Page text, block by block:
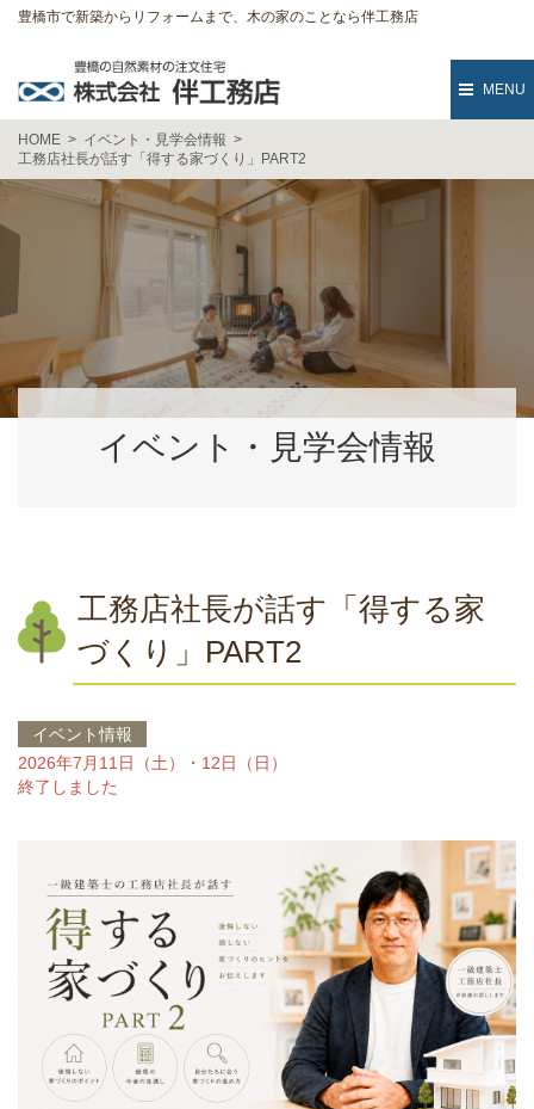
豊橋市で新築からリフォームまで、木の家のことなら伴工務店
MENU
HOME
イベント・見学会情報
工務店社長が話す「得する家づくり」PART2
イベント・見学会情報
工務店社長が話す「得する家
づくり」PART2
イベント情報
2026年7月11日（土）・12日（日）
終了しました